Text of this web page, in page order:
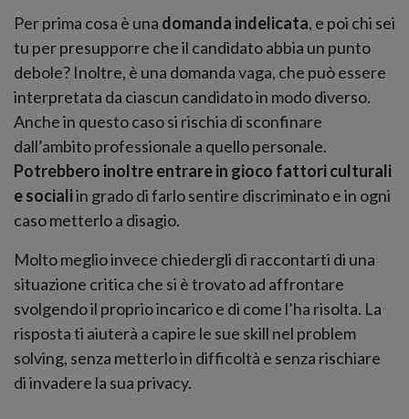
Per prima cosa è una domanda indelicata, e poi chi sei
tu per presupporre che il candidato abbia un punto
debole? Inoltre, è una domanda vaga, che può essere
interpretata da ciascun candidato in modo diverso.
Anche in questo caso si rischia di sconfinare
dall’ambito professionale a quello personale.
Potrebbero inoltre entrare in gioco fattori culturali
e socialiin grado di farlo sentire discriminato e in ogni
caso metterlo a disagio.
Molto meglio invece chiedergli di raccontarti di una
situazione critica che si è trovato ad affrontare
svolgendo il proprio incarico e di come l’ha risolta. La
risposta ti aiuterà a capire le sue skill nel problem
solving, senza metterlo in difficoltà e senza rischiare
di invadere la sua privacy.